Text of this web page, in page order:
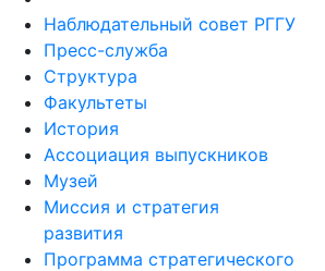
Наблюдательный совет РГГУ
Пресс-служба
Структура
Факультеты
История
Ассоциация выпускников
Музей
Миссия и стратегия
развития
Программа стратегического